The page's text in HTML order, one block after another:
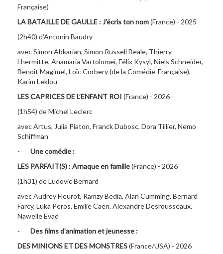
Française)
LA BATAILLE DE GAULLE : J’écris ton nom(France) - 2025
(2h40) d’Antonin Baudry
avec Simon Abkarian, Simon Russell Beale, Thierry
Lhermitte, Anamaria Vartolomei, Félix Kysyl, Niels Schneider,
Benoît Magimel, Loïc Corbery (de la Comédie-Française),
Karim Leklou
LES CAPRICES DE L’ENFANT ROI (France) - 2026
(1h54) de Michel Leclerc
avec Artus, Julia Piaton, Franck Dubosc, Dora Tillier, Nemo
Schiffman
- Une comédie :
LES PARFAIT(S) : Arnaque en famille(France) - 2026
(1h31) de Ludovic Bernard
avec Audrey Fleurot, Ramzy Bedia, Alan Cumming, Bernard
Farcy, Luka Peros, Emilie Caen, Alexandre Desrousseaux,
Nawelle Evad
- Des films d’animation et jeunesse :
DES MINIONS ET DES MONSTRES(France/USA) - 2026